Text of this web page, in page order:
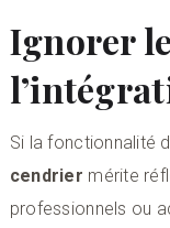
Ignorer
Si la fonctionnalité
cendrier mérite
professionnels ou